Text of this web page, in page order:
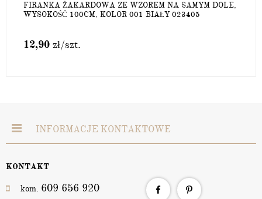
FIRANKA ŻAKARDOWA ZE WZOREM NA SAMYM DOLE,
WYSOKOŚĆ 100CM, KOLOR 001 BIAŁY 023405
12,90 zł/szt.
INFORMACJE KONTAKTOWE
KONTAKT
kom. 609 656 920